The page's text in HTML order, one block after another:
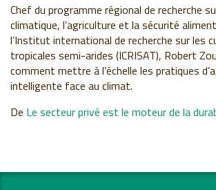
Chef du programme régional de recherche
climatique, l’agriculture et la sécurité
l’Institut international de recherche sur les
tropicales semi-arides (ICRISAT), Robert
comment mettre à l’échelle les pratiques
intelligente face au
De Le secteur privé est le moteur de la